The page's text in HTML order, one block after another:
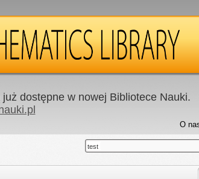
dostępne w nowej Bibliotece Nauki.
O
test